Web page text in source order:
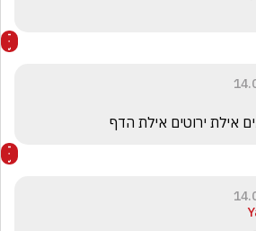
אילת ירוטים אילת הדף